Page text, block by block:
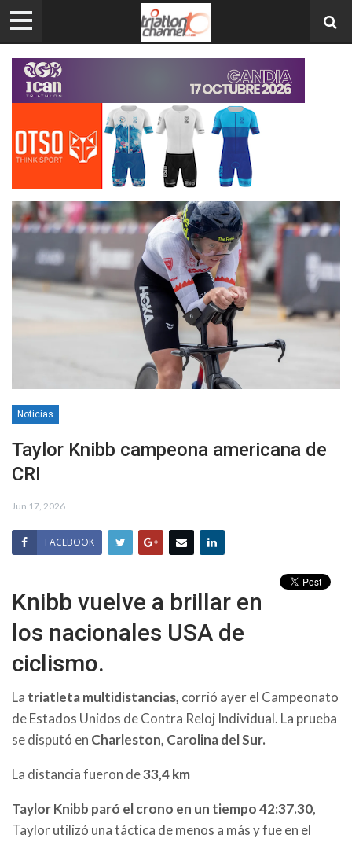
Noticias
Taylor Knibb campeona americana de
CRI
Jun 17, 2026
FACEBOOK
Knibb vuelve a brillar en
los nacionales USA de
ciclismo.
La triatleta multidistancias, corrió ayer el Campeonato
de Estados Unidos de Contra Reloj Individual. La prueba
se disputó en Charleston, Carolina del Sur.
La distancia fueron de33,4 km
Taylor Knibb paró el crono en un tiempo42:37.30,
Taylor utilizó una táctica de menos a más y fue en el